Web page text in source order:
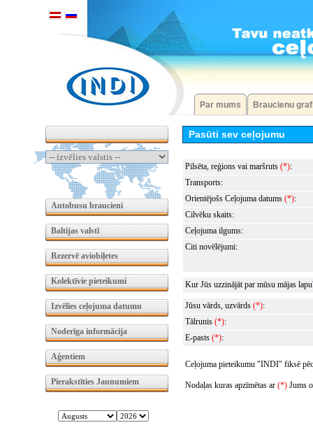
Par mums Braucienu
Autobusu braucieni
Baltijas valstī
Rezervē aviobiļetes
Kolektīvie pieteikumi
Izvēlies ceļojuma datumu
Noderīga informācija
Aģentiem
Pierakstīties Jaunumiem
Pasūti sev ceļojumu
Pilsēta, reģions vai maršruts (*):
Transports:
Orientējošs Ceļojuma datums (*):
Cilvēku skaits:
Ceļojuma ilgums:
Citi novēlējumi:
Kur Jūs uzzinājāt par mūsu mājas
Jūsu vārds, uzvārds (*):
Tālrunis (*):
E-pasts (*):
Ceļojuma pieteikumu "INDI" fiksē
Nodaļas kuras apzīmētas ar (*) Jums